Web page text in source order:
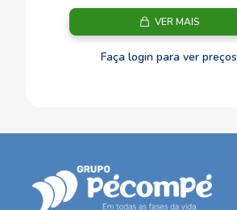
VER MAIS
Faça login para ver preços